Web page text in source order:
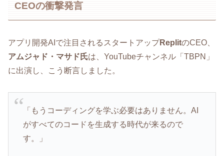
CEOの衝撃発言
アプリ開発AIで注目されるスタートアップReplitのCEO、
アムジャド・マサド氏は、YouTubeチャンネル「TBPN」
に出演し、こう断言しました。
「もうコーディングを学ぶ必要はありません。AI
がすべてのコードを生成する時代が来るので
す。」